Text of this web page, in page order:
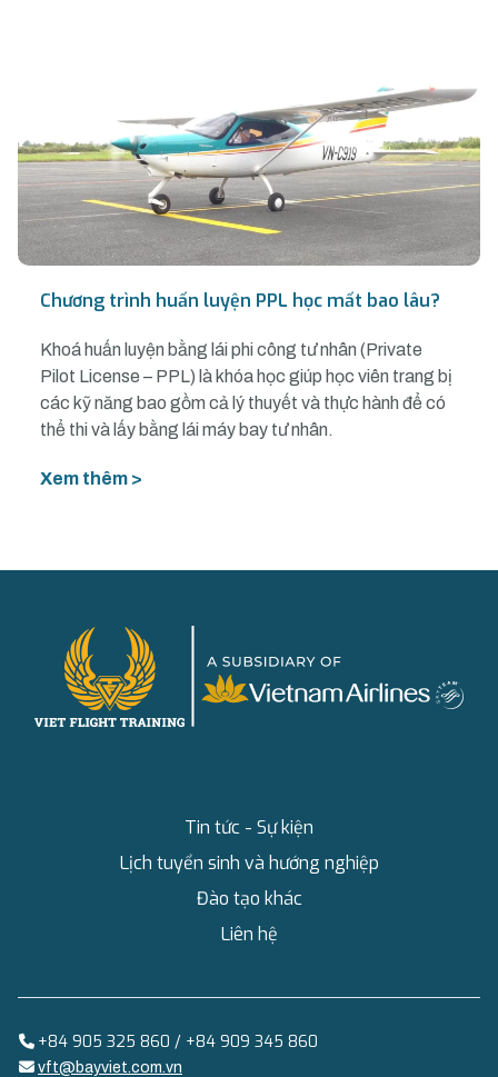
Chương trình huấn luyện PPL học mất bao lâu?
Khoá huấn luyện bằng lái phi công tư nhân (Private
Pilot License – PPL) là khóa học giúp học viên trang bị
các kỹ năng bao gồm cả lý thuyết và thực hành để có
thể thi và lấy bằng lái máy bay tư nhân.
Xem thêm >
Tin tức - Sự kiện
Lịch tuyển sinh và hướng nghiệp
Đào tạo khác
Liên hệ
+84 905 325 860 / +84 909 345 860
vft@bayviet.com.vn